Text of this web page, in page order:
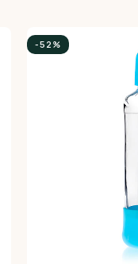
-52%